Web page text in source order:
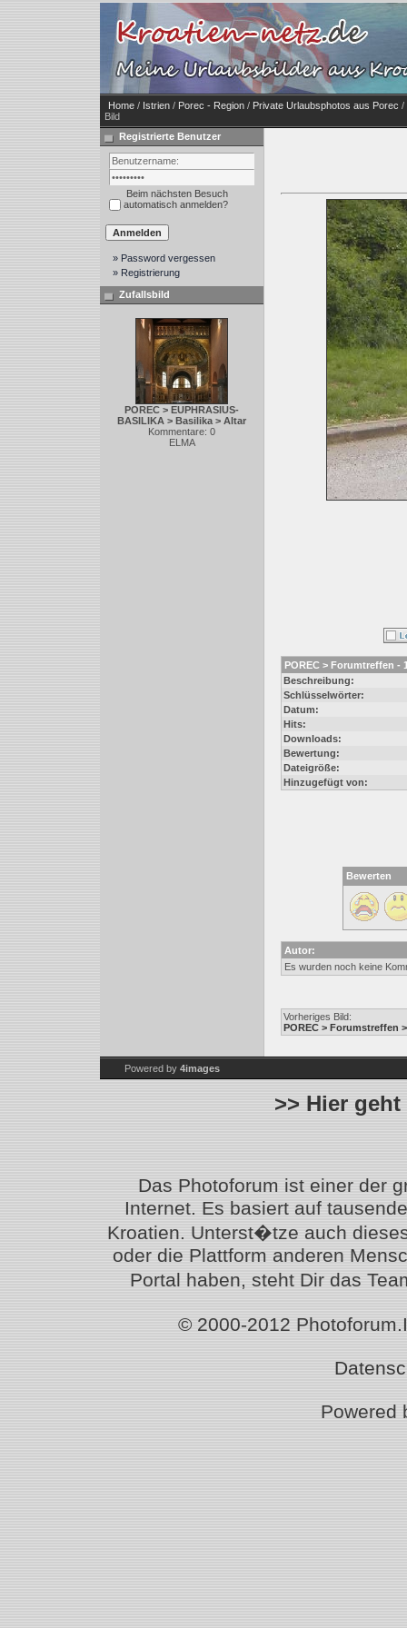
Home / Istrien / Porec - Region / Private Urlaubsphotos aus Porec /
Bild
Registrierte Benutzer
Beim nächsten Besuch
automatisch anmelden?
» Password vergessen
» Registrierung
Zufallsbild
POREC > EUPHRASIUS-
BASILIKA > Basilika > Altar
Kommentare: 0
ELMA
POREC > Forumtreffen -
Beschreibung:
Schlüsselwörter:
Datum:
Hits:
Downloads:
Bewertung:
Dateigröße:
Hinzugefügt von:
Bewerten
Autor:
Es wurden noch keine
Vorheriges Bild:
POREC > Forumstreffen
Powered by 4images
>> Hier
Das Photoforum ist einer der
Internet. Es basiert auf
Kroatien. Unterst�tze auch
oder die Plattform anderen
Portal haben, steht Dir das
© 2000-2012
Powered